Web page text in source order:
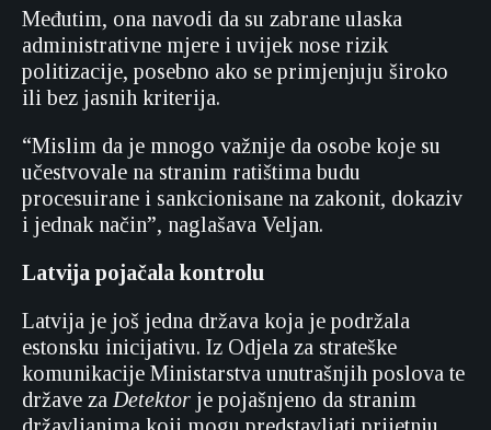
Međutim, ona navodi da su zabrane ulaska
administrativne mjere i uvijek nose rizik
politizacije, posebno ako se primjenjuju široko
ili bez jasnih kriterija.
“Mislim da je mnogo važnije da osobe koje su
učestvovale na stranim ratištima budu
procesuirane i sankcionisane na zakonit, dokaziv
i jednak način”, naglašava Veljan.
Latvija pojačala kontrolu
Latvija je još jedna država koja je podržala
estonsku inicijativu. Iz Odjela za strateške
komunikacije Ministarstva unutrašnjih poslova te
države za Detektor je pojašnjeno da stranim